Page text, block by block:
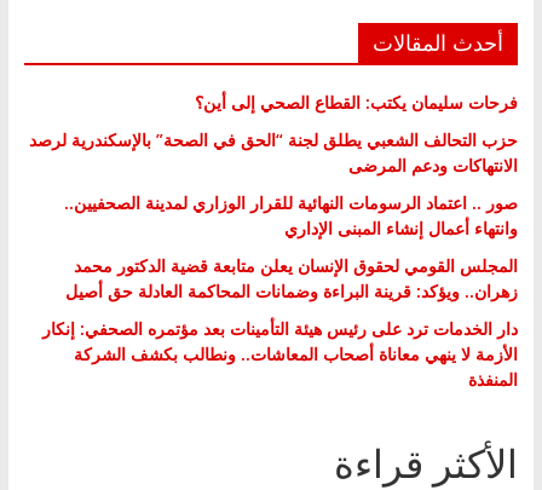
أحدث المقالات
فرحات سليمان يكتب: القطاع الصحي إلى أين؟
حزب التحالف الشعبي يطلق لجنة “الحق في الصحة” بالإسكندرية لرصد
الانتهاكات ودعم المرضى
صور .. اعتماد الرسومات النهائية للقرار الوزاري لمدينة الصحفيين..
وانتهاء أعمال إنشاء المبنى الإداري
المجلس القومي لحقوق الإنسان يعلن متابعة قضية الدكتور محمد
زهران.. ويؤكد: قرينة البراءة وضمانات المحاكمة العادلة حق أصيل
دار الخدمات ترد على رئيس هيئة التأمينات بعد مؤتمره الصحفي: إنكار
الأزمة لا ينهي معاناة أصحاب المعاشات.. ونطالب بكشف الشركة
المنفذة
الأكثر قراءة